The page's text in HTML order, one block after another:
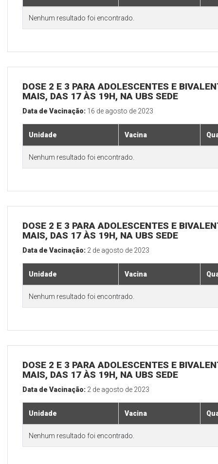
Nenhum resultado foi encontrado.
DOSE 2 E 3 PARA ADOLESCENTES E
MAIS, DAS 17 ÀS 19H, NA UBS SEDE
Data de Vacinação: 16 de agosto de 2023
Unidade Vacina
Nenhum resultado foi encontrado.
DOSE 2 E 3 PARA ADOLESCENTES E
MAIS, DAS 17 ÀS 19H, NA UBS SEDE
Data de Vacinação: 2 de agosto de 2023
Unidade Vacina
Nenhum resultado foi encontrado.
DOSE 2 E 3 PARA ADOLESCENTES E
MAIS, DAS 17 ÀS 19H, NA UBS SEDE
Data de Vacinação: 2 de agosto de 2023
Unidade Vacina
Nenhum resultado foi encontrado.